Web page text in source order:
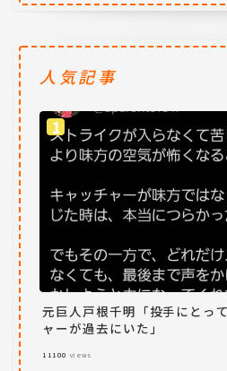
人気記事
元巨人戸根千明「投手にとっ
ャーが過去にいた」
11100 views